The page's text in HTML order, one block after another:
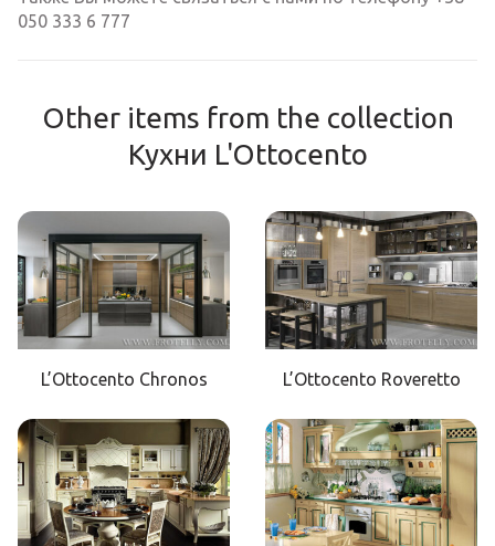
050 333 6 777
Other items from the collection
Кухни L'Ottocento
L’Ottocento Chronos L’Ottocento Roveretto